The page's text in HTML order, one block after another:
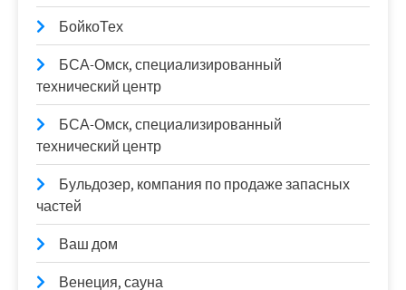
БойкоТех
БСА-Омск, специализированный
технический центр
БСА-Омск, специализированный
технический центр
Бульдозер, компания по продаже запасных
частей
Ваш дом
Венеция, сауна